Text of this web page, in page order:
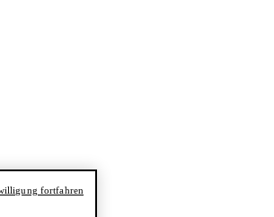
fortfahren